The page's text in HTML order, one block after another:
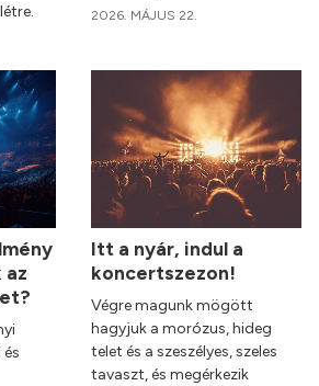
2026. MÁJUS 22.
az
Itt a nyár, indul a
koncertszezon!
Végre magunk mögött
hagyjuk a morózus, hideg
telet és a szeszélyes, szeles
tavaszt, és megérkezik